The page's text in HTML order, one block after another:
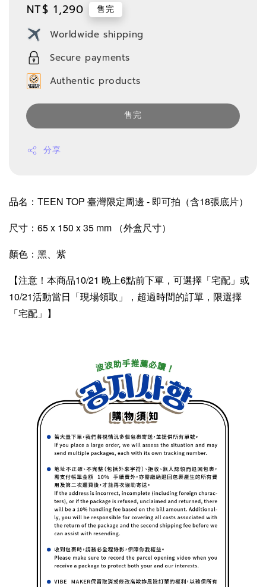
Regular
price
NT$ 1,290 售完
Worldwide shipping
Secure payments
Authentic products
售完
分享
品名：TEEN TOP 臺灣限定周邊 - 即可拍（含18張底片）
尺寸：65 x 150 x 35 mm （外盒尺寸）
顏色：黑、紫
【注意！本商品10/21 晚上6點前下單，可選擇「宅配」或
10/21活動當日「現場領取」，超過時間的訂單，限選擇
「宅配」】